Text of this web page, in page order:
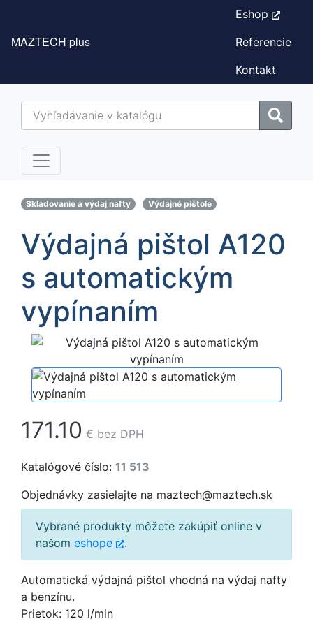
MAZTECH plus
Eshop
Referencie
Kontakt
Skladovanie a výdaj nafty Výdajné pištole
Výdajná pištol A120
s automatickým
vypínaním
171.10 € bez DPH
Katalógové číslo: 11 513
Objednávky zasielajte na maztech@maztech.sk
Vybrané produkty môžete zakúpiť online v
našom eshope .
Automatická výdajná pištol vhodná na výdaj nafty
a benzínu.
Prietok: 120 l/min